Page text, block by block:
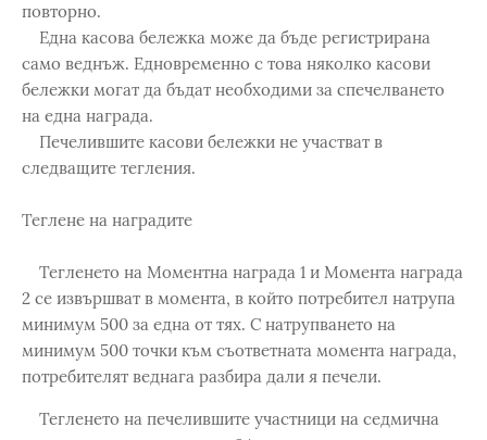
повторно.
Една касова бележка може да бъде регистрирана
само веднъж. Едновременно с това няколко касови
бележки могат да бъдат необходими за спечелването
на една награда.
Печелившите касови бележки не участват в
следващите тегления.
Теглене на наградите
Тегленето на Моментна награда 1 и Момента награда
2 се извършват в момента, в който потребител натрупа
минимум 500 за една от тях. С натрупването на
минимум 500 точки към съответната момента награда,
потребителят веднага разбира дали я печели.
Тегленето на печелившите участници на седмична